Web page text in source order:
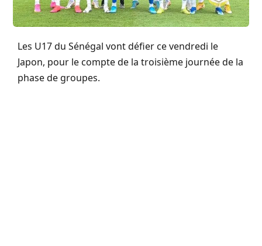
Les U17 du Sénégal vont défier ce vendredi le
Japon, pour le compte de la troisième journée de la
phase de groupes.